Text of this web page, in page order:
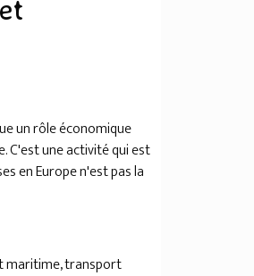
un rôle économique
C'est une activité qui est
en Europe n'est pas la
maritime, transport